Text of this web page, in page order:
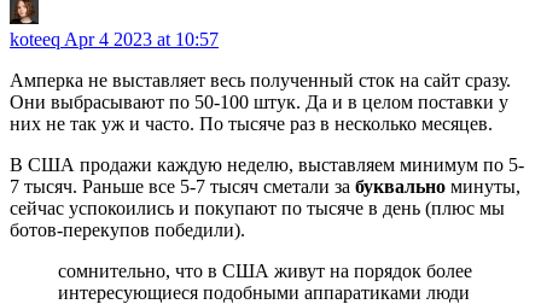
koteeq Apr 4 2023 at 10:57
Амперка не выставляет весь полученный сток на сайт сразу.
Они выбрасывают по 50-100 штук. Да и в целом поставки у
них не так уж и часто. По тысяче раз в несколько месяцев.
В США продажи каждую неделю, выставляем минимум по 5-
7 тысяч. Раньше все 5-7 тысяч сметали за буквально минуты,
сейчас успокоились и покупают по тысяче в день (плюс мы
ботов-перекупов победили).
сомнительно, что в США живут на порядок более
интересующиеся подобными аппаратиками люди